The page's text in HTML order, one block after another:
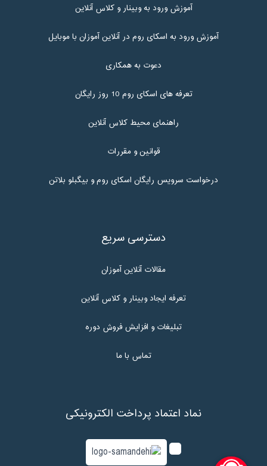
آموزش ورود به وبینار و کلاس آنلاین
آموزش ورود به اسکای روم در آنلاین آموزان با موبایل
دعوت به همکاری
تعرفه های اسکای روم 10 روز رایگان
راهنمای محیط کلاس آنلاین
قوانین و مقررات
درخواست سرویس رایگان اسکای روم و بیگبلو بلاتن
دسترسی سریع
مقالات آنلاین آموزان
تعرفه ایجاد وبینار و کلاس آنلاین
تبلیغات و افزایش فروش دوره
تماس با ما
نماد اعتماد پرداخت الکترونیکی